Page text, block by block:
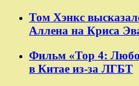
Том Хэнкс
Аллена на Криса
Фильм «Тор 4:
в Китае из-за ЛГБТ